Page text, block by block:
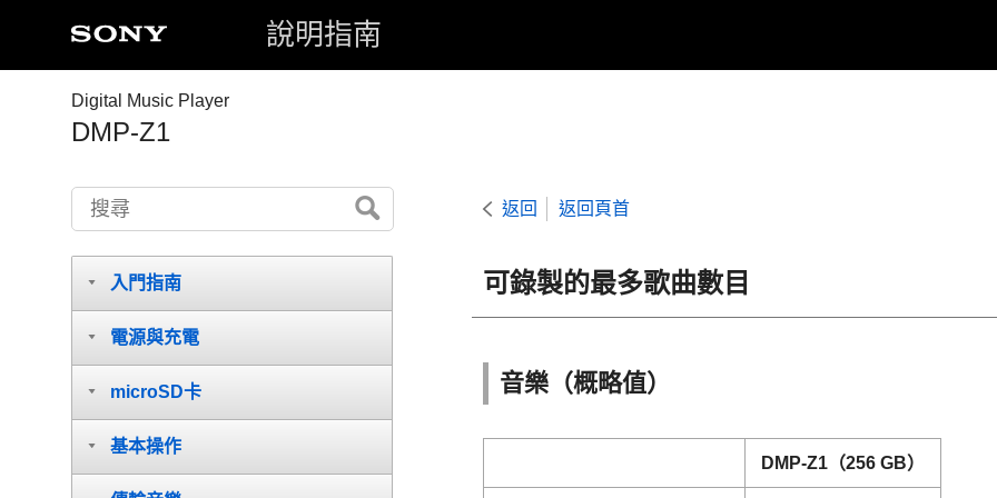
說明指南
Digital Music Player
DMP-Z1
返回 返回頁首
可錄製的最多歌曲數目
音樂（概略值）
DMP-Z1（256 GB）
入門指南
電源與充電
microSD卡
基本操作